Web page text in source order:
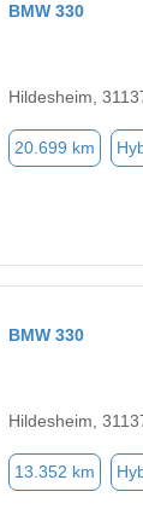
BMW 330
Hildesheim,
20.699 km
BMW 330
Hildesheim,
13.352 km